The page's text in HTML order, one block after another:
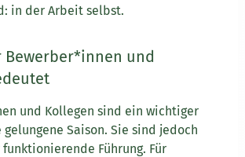
in der Arbeit selbst.
Bewerber*innen und
und Kollegen sind ein wichtiger
gelungene Saison. Sie sind jedoch
Führung. Für